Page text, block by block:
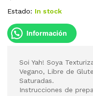
Estado: In stock
Información
Soi Yah! Soya
Vegano, Libre de
Saturadas.
Instrucciones de